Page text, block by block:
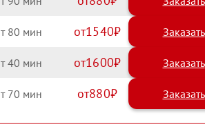
80 1540
40 1600
70 880